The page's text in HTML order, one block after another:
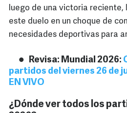
luego de una victoria reciente,
este duelo en un choque de
necesidades deportivas para
Revisa: Mundial 2026:
partidos del viernes 26 de
EN VIVO
¿Dónde ver todos los